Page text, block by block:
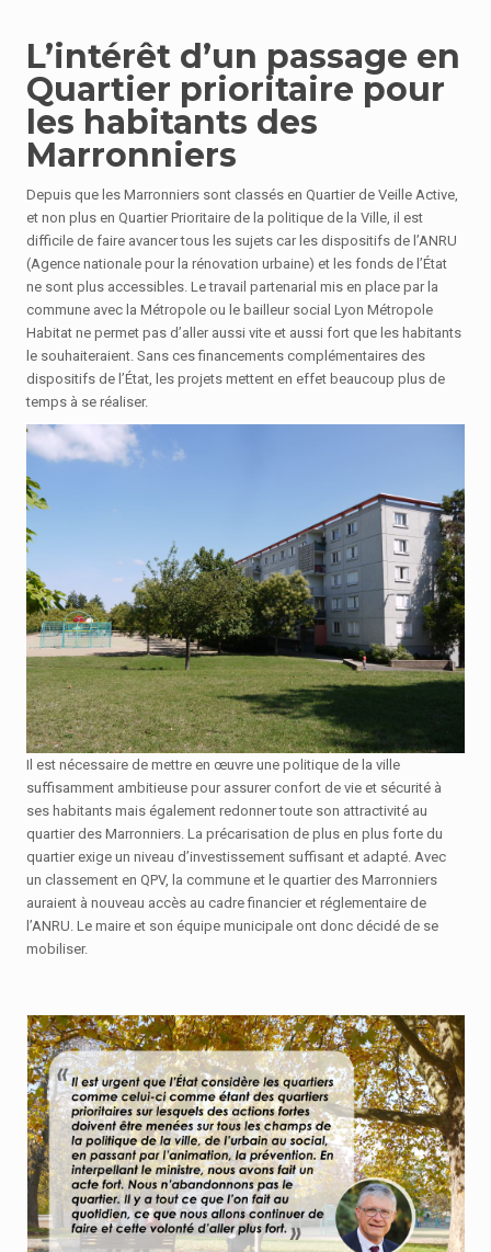
L’intérêt d’un passage en
Quartier prioritaire pour
les habitants des
Marronniers
Depuis que les Marronniers sont classés en Quartier de Veille Active,
et non plus en Quartier Prioritaire de la politique de la Ville, il est
difficile de faire avancer tous les sujets car les dispositifs de l’ANRU
(Agence nationale pour la rénovation urbaine) et les fonds de l’État
ne sont plus accessibles. Le travail partenarial mis en place par la
commune avec la Métropole ou le bailleur social Lyon Métropole
Habitat ne permet pas d’aller aussi vite et aussi fort que les habitants
le souhaiteraient. Sans ces financements complémentaires des
dispositifs de l’État, les projets mettent en effet beaucoup plus de
temps à se réaliser.
Il est nécessaire de mettre en œuvre une politique de la ville
suffisamment ambitieuse pour assurer confort de vie et sécurité à
ses habitants mais également redonner toute son attractivité au
quartier des Marronniers. La précarisation de plus en plus forte du
quartier exige un niveau d’investissement suffisant et adapté. Avec
un classement en QPV, la commune et le quartier des Marronniers
auraient à nouveau accès au cadre financier et réglementaire de
l’ANRU. Le maire et son équipe municipale ont donc décidé de se
mobiliser.